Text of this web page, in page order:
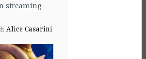
streaming
Alice Casarini